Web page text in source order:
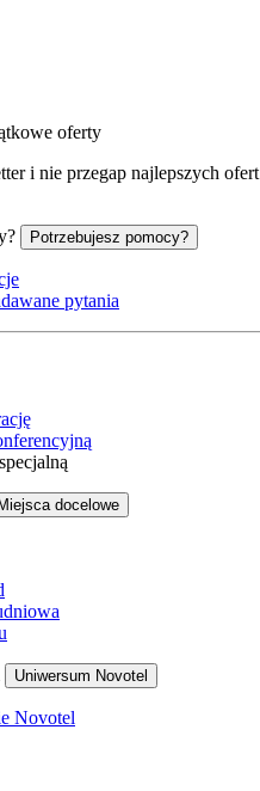
oferty
i nie przegap najlepszych ofert
Potrzebujesz pomocy?
pytania
docelowe
Uniwersum Novotel
Novotel